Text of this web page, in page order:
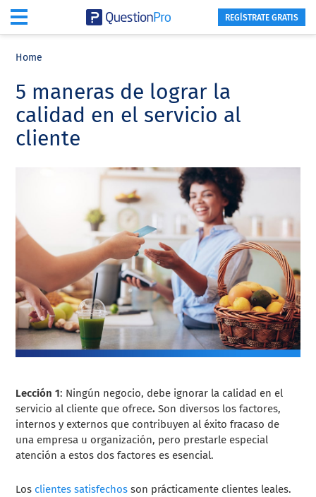
content
sidebar
REGÍSTRATE GRATIS
Home
5 maneras de lograr la
calidad en el servicio al
cliente
Lección 1: Ningún negocio, debe ignorar la calidad en el
servicio al cliente que ofrece. Son diversos los factores,
internos y externos que contribuyen al éxito fracaso de
una empresa u organización, pero prestarle especial
atención a estos dos factores es esencial.
Los clientes satisfechos son prácticamente clientes leales.